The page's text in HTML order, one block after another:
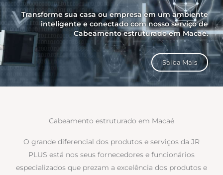
Transforme sua casa ou empresa em um ambiente
inteligente e conectado com nosso serviço de
Cabeamento estruturado em Macaé.
Saiba Mais
Cabeamento estruturado em Macaé
O grande diferencial dos produtos e serviços da JR
PLUS está nos seus fornecedores e funcionários
especializados que prezam a excelência dos produtos e